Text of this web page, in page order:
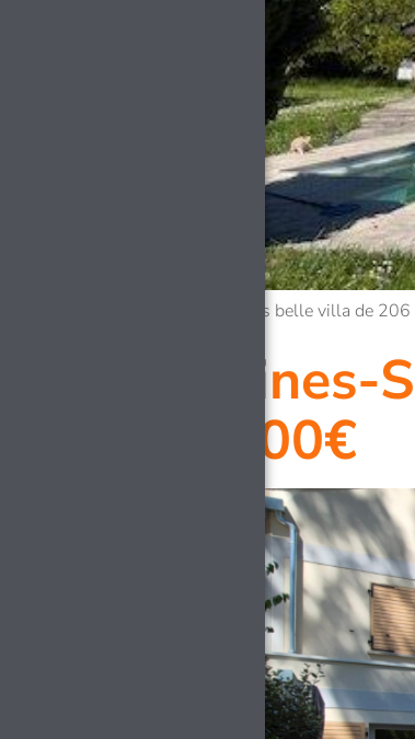
EXCLUSIVITE – Très belle villa de
410 000€